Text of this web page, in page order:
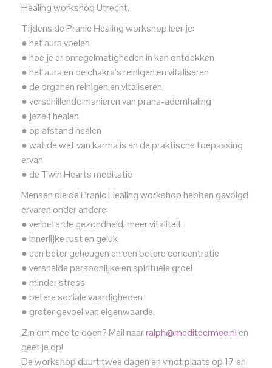
Healing workshop Utrecht.
Tijdens de Pranic Healing workshop leer je:
● het aura voelen
● hoe je er onregelmatigheden in kan ontdekken
● het aura en de chakra’s reinigen en vitaliseren
● de organen reinigen en vitaliseren
● verschillende manieren van prana-ademhaling
● jezelf healen
● op afstand healen
● wat de wet van karma is en de praktische toepassing
ervan
● de Twin Hearts meditatie
Mensen die de Pranic Healing workshop hebben gevolgd
ervaren onder andere:
● verbeterde gezondheid, meer vitaliteit
● innerlijke rust en geluk
● een beter geheugen en een betere concentratie
● versnelde persoonlijke en spirituele groei
● minder stress
● betere sociale vaardigheden
● groter gevoel van eigenwaarde.
Zin om mee te doen? Mail naarralph@mediteermee.nl en
geef je op!
De workshop duurt twee dagen en vindt plaats op 17 en